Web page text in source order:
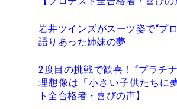
岩井ツインズがスーツ姿で“プ
語りあった姉妹の夢
2度目の挑戦で歓喜！ “プラチ
理想像は「小さい子供たちに
ト全合格者・喜びの声】